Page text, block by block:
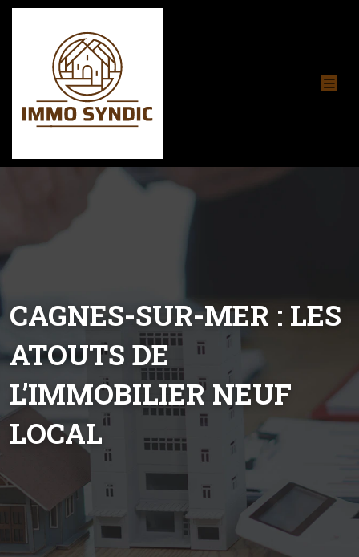
CAGNES-SUR-MER : LES
ATOUTS DE
L’IMMOBILIER NEUF
LOCAL